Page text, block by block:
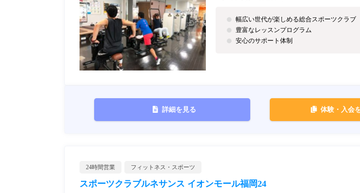
幅広い世代が楽しめる総合スポーツクラブ
豊富なレッスンプログラム
安心のサポート体制
詳細を見る 体験・入会
24時間営業 フィットネス・スポーツ
スポーツクラブルネサンス イオンモール福岡24